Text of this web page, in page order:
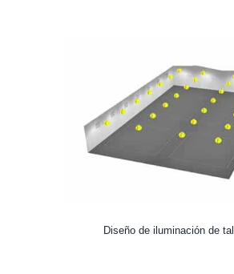
Diseño de iluminación de